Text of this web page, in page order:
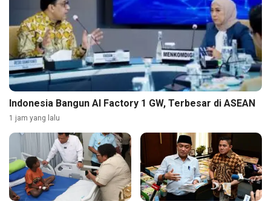
Indonesia Bangun AI Factory 1 GW, Terbesar di ASEAN
1 jam yang lalu